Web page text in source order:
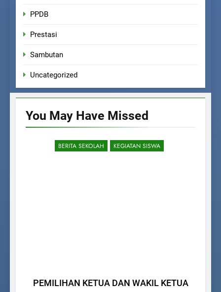
PPDB
Prestasi
Sambutan
Uncategorized
You May Have Missed
BERITA SEKOLAH KEGIATAN SISWA
PEMILIHAN KETUA DAN WAKIL KETUA